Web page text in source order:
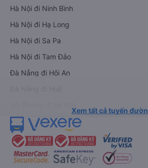
Hà Nội đi Ninh Bình
Hà Nội đi Hạ Long
Hà Nội đi Sa Pa
Hà Nội đi Tam Đảo
Đà Nẵng đi Hội An
Xem tất cả tuyến